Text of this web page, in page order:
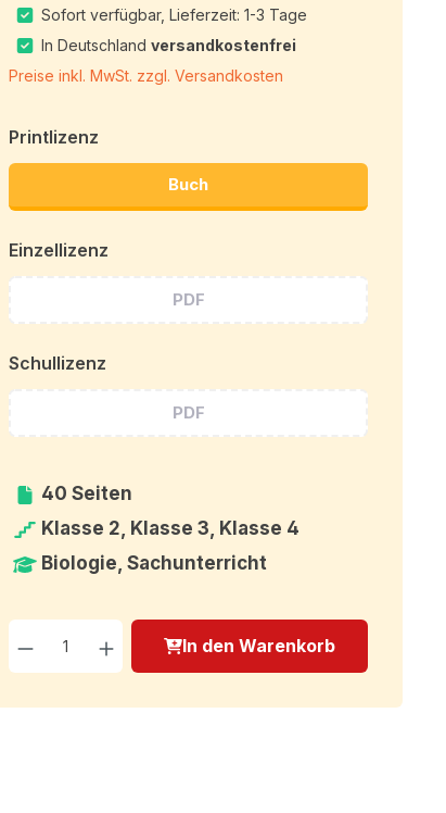
Sofort verfügbar, Lieferzeit: 1-3 Tage
In Deutschland versandkostenfrei
Preise inkl. MwSt. zzgl. Versandkosten
Printlizenz
Buch
Einzellizenz
PDF
Schullizenz
PDF
40 Seiten
Klasse 2, Klasse 3, Klasse 4
Biologie, Sachunterricht
Produkt Anzahl: Gib
In den Warenkorb